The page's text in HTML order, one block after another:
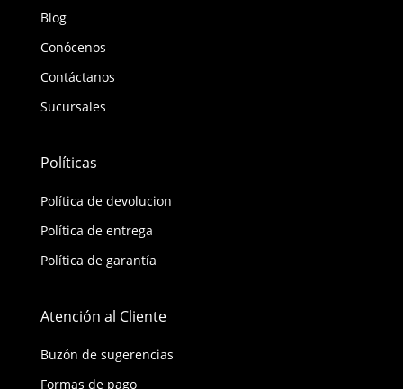
Blog
Conócenos
Contáctanos
Sucursales
Políticas
Política de devolucion
Política de entrega
Política de garantía
Atención al Cliente
Buzón de sugerencias
Formas de pago